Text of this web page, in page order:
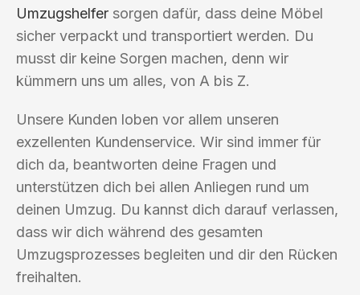
Umzugshelfer sorgen dafür, dass deine Möbel
sicher verpackt und transportiert werden. Du
musst dir keine Sorgen machen, denn wir
kümmern uns um alles, von A bis Z.
Unsere Kunden loben vor allem unseren
exzellenten Kundenservice. Wir sind immer für
dich da, beantworten deine Fragen und
unterstützen dich bei allen Anliegen rund um
deinen Umzug. Du kannst dich darauf verlassen,
dass wir dich während des gesamten
Umzugsprozesses begleiten und dir den Rücken
freihalten.